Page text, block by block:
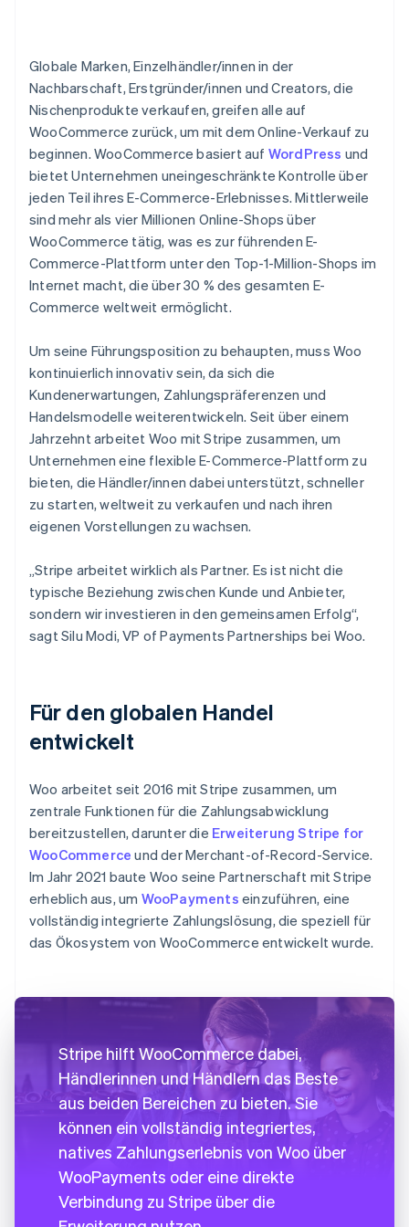
Globale Marken, Einzelhändler/innen in der
Nachbarschaft, Erstgründer/innen und Creators, die
Nischenprodukte verkaufen, greifen alle auf
WooCommerce zurück, um mit dem Online-Verkauf zu
beginnen. WooCommerce basiert auf WordPress und
bietet Unternehmen uneingeschränkte Kontrolle über
jeden Teil ihres E-Commerce-Erlebnisses. Mittlerweile
sind mehr als vier Millionen Online-Shops über
WooCommerce tätig, was es zur führenden E-
Commerce-Plattform unter den Top-1-Million-Shops im
Internet macht, die über 30 % des gesamten E-
Commerce weltweit ermöglicht.
Um seine Führungsposition zu behaupten, muss Woo
kontinuierlich innovativ sein, da sich die
Kundenerwartungen, Zahlungspräferenzen und
Handelsmodelle weiterentwickeln. Seit über einem
Jahrzehnt arbeitet Woo mit Stripe zusammen, um
Unternehmen eine flexible E-Commerce-Plattform zu
bieten, die Händler/innen dabei unterstützt, schneller
zu starten, weltweit zu verkaufen und nach ihren
eigenen Vorstellungen zu wachsen.
„Stripe arbeitet wirklich als Partner. Es ist nicht die
typische Beziehung zwischen Kunde und Anbieter,
sondern wir investieren in den gemeinsamen Erfolg“,
sagt Silu Modi, VP of Payments Partnerships bei Woo.
Für den globalen Handel
entwickelt
Woo arbeitet seit 2016 mit Stripe zusammen, um
zentrale Funktionen für die Zahlungsabwicklung
bereitzustellen, darunter die Erweiterung Stripe for
WooCommerce und der Merchant-of-Record-Service.
Im Jahr 2021 baute Woo seine Partnerschaft mit Stripe
erheblich aus, um WooPayments einzuführen, eine
vollständig integrierte Zahlungslösung, die speziell für
das Ökosystem von WooCommerce entwickelt wurde.
Stripe hilft WooCommerce dabei,
Händlerinnen und Händlern das Beste
aus beiden Bereichen zu bieten. Sie
können ein vollständig integriertes,
natives Zahlungserlebnis von Woo über
WooPayments oder eine direkte
Verbindung zu Stripe über die